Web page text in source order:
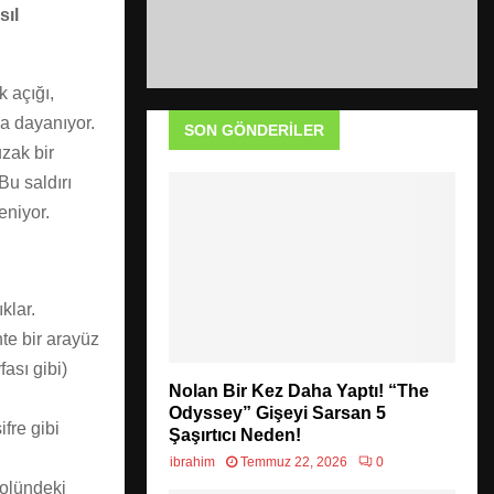
dayanıyor.
bir
saldırı
bir arayüz
gibi)
gibi
SON GÖNDERILER
Nolan Bir Kez Daha Yaptı! “The
Odyssey” Gişeyi Sarsan 5
Şaşırtıcı Neden!
ibrahim Temmuz 22, 2026 0